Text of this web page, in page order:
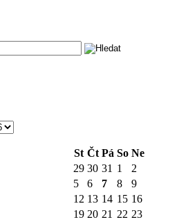
St Čt Pá So Ne
29 30 31 1
2
5 6 7 8
9
12 13 14 15 16
19 20 21 22 23